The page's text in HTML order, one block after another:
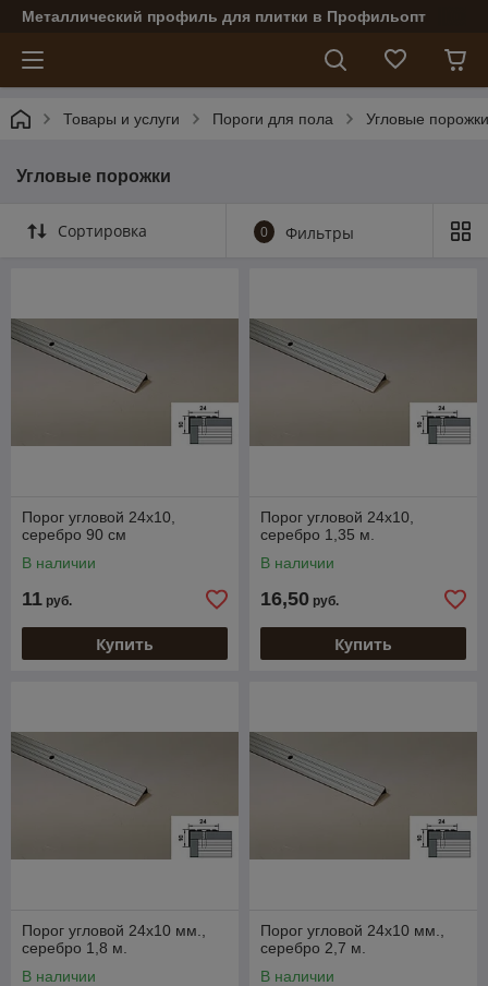
Металлический профиль для плитки в Профильопт
Товары и услуги Пороги для пола Угловые порожки
Угловые порожки
Сортировка 0 Фильтры
Порог угловой 24х10,
серебро 90 см
В наличии
11 руб.
Купить
Порог угловой 24х10,
серебро 1,35 м.
В наличии
16,50 руб.
Купить
Порог угловой 24х10 мм.,
серебро 1,8 м.
В наличии
Порог угловой 24х10 мм.,
серебро 2,7 м.
В наличии